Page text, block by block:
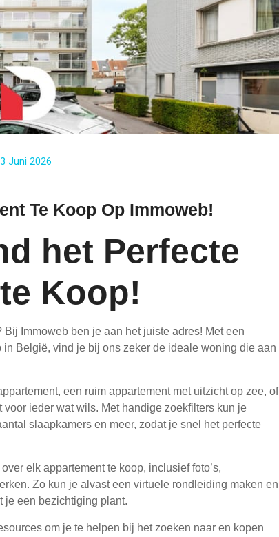
Juni 2026
Te Koop Op Immoweb!
het Perfecte
Koop!
Immoweb ben je aan het juiste adres! Met een
België, vind je bij ons zeker de ideale woning die aan
een ruim appartement met uitzicht op zee, of
ieder wat wils. Met handige zoekfilters kun je
slaapkamers en meer, zodat je snel het perfecte
elk appartement te koop, inclusief foto’s,
Zo kun je alvast een virtuele rondleiding maken en
je een bezichtiging plant.
om je te helpen bij het zoeken naar en kopen